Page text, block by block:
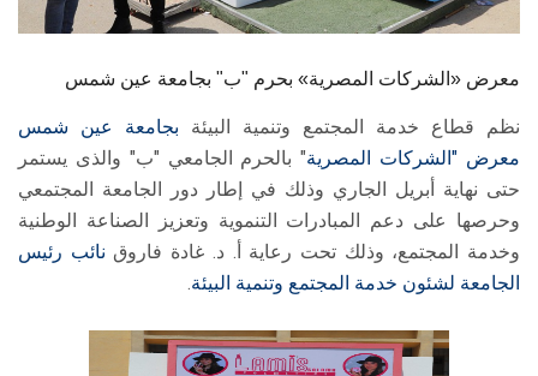
الموظفون
الزائـرون
سجل الان
معرض «الشركات المصرية» بحرم "ب" بجامعة عين شمس
نظم قطاع خدمة المجتمع وتنمية البيئة بجامعة عين شمس
معرض "الشركات المصرية" بالحرم الجامعي "ب" والذى يستمر
حتى نهاية أبريل الجاري وذلك في إطار دور الجامعة المجتمعي
وحرصها على دعم المبادرات التنموية وتعزيز الصناعة الوطنية
وخدمة المجتمع، وذلك تحت رعاية أ. د. غادة فاروق نائب رئيس
الجامعة لشئون خدمة المجتمع وتنمية البيئة.